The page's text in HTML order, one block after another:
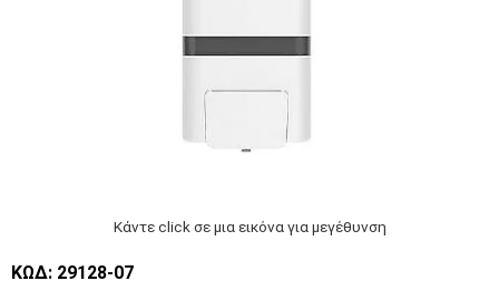
Κάντε click σε μια εικόνα για μεγέθυνση
ΚΩΔ: 29128-07